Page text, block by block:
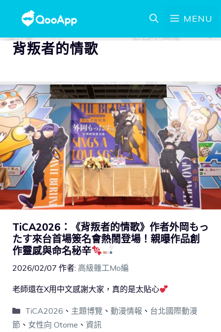
MENU
背叛者的情歌
TiCA2026：《背叛者的情歌》作者外岡もっ
たす來台首場簽名會熱鬧登場！親曝作品創
作靈感與命名秘辛
2026/02/07 作者: 高級雜工Mo編
老師還在X用中文感謝大家，真的是太貼心
TiCA2026 、 主題博覽 、 動漫情報 、 台北國際動漫
節 、 女性向 Otome 、 資訊